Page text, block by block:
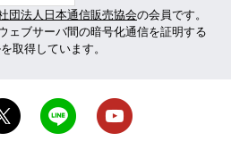
団法人日本通信販売協会の会員です。
ェブサーバ間の暗号化通信を証明する
取得しています。